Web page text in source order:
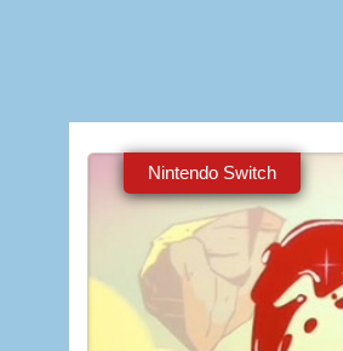
Nintendo Switch